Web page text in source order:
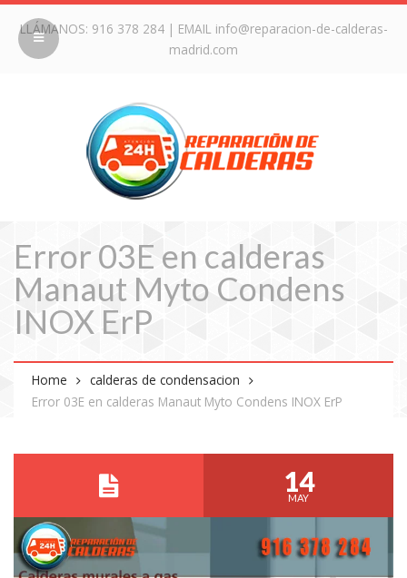
LLÁMANOS: 916 378 284| EMAIL info@reparacion-de-calderas-
madrid.com
Error 03E en calderas
Manaut Myto Condens
INOX ErP
Home
calderas de condensacion
Error 03E en calderas Manaut Myto Condens INOX ErP
14
MAY